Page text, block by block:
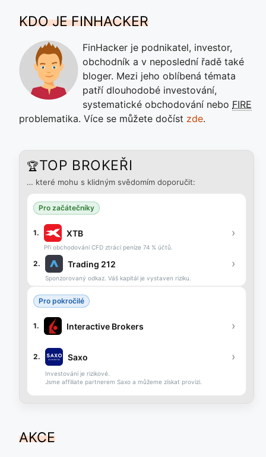
KDO JE FINHACKER
FinHacker je podnikatel, investor,
obchodník a v neposlední řadě také
bloger. Mezi jeho oblíbená témata
patří dlouhodobé investování,
systematické obchodování nebo FIRE
problematika. Více se můžete dočíst zde.
🏆TOP BROKEŘI
… které mohu s klidným svědomím doporučit:
Pro začátečníky
1. XTB ›
Při obchodování CFD ztrácí peníze 74 % účtů.
2. Trading 212 ›
Sponzorovaný odkaz. Váš kapitál je vystaven riziku.
Pro pokročilé
1. Interactive Brokers ›
2. Saxo ›
Investování je rizikové.
Jsme affiliate partnerem Saxo a můžeme získat provizi.
AKCE